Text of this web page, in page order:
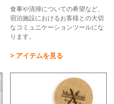
食事や清掃についての希望など、
宿泊施設におけるお客様との大切
なコミュニケーションツールにな
ります。
> アイテムを見る